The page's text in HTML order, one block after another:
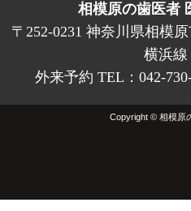
相模原の歯医者
〒252-0231 神奈川県相模
横浜線
外来予約 TEL：042-
Copyright © 相模原